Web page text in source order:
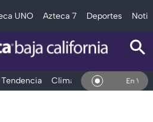
UNO Azteca 7 Deportes
Clima Deportes En Vivo